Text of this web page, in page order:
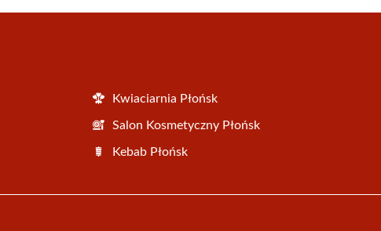
Kwiaciarnia Płońsk
Salon Kosmetyczny Płońsk
Kebab Płońsk